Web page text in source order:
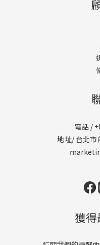
電話 /
地址/ 台北市
獲得